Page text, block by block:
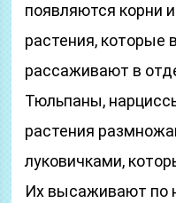
появляются корни
растения, которые
рассаживают в
Тюльпаны,
растения
луковичками,
Их высаживают по